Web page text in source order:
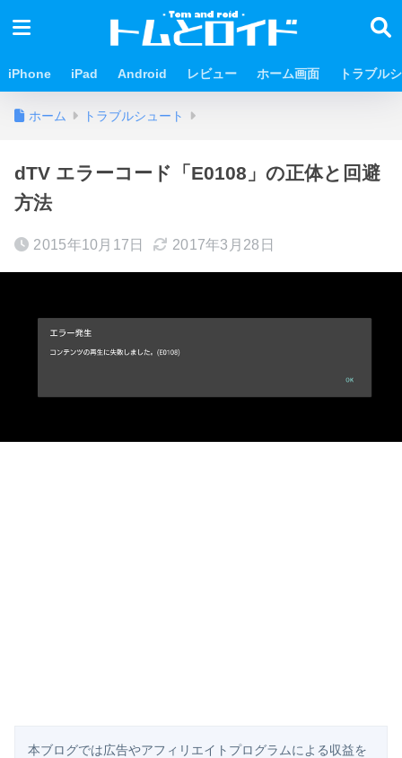
iPhone iPad Android レビュー ホーム画面 トラブル
ホーム トラブルシュート
dTV エラーコード「E0108」の正体と回避
方法
2015年10月17日 2017年3月28日
本ブログでは広告やアフィリエイトプログラムによる収益を